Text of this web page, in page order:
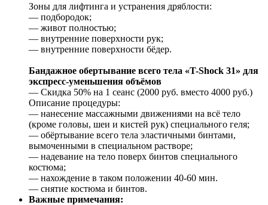
Зоны для лифтинга и устранения дряблости:
— подбородок;
— живот полностью;
— внутренние поверхности рук;
— внутренние поверхности бёдер.
Бандажное обертывание всего тела «T-Shock 31» для
экспресс-уменьшения объёмов
— Скидка 50% на 1 сеанс (2000 руб. вместо 4000 руб.)
Описание процедуры:
— нанесение массажными движениями на всё тело
(кроме головы, шеи и кистей рук) специального геля;
— обёртывание всего тела эластичными бинтами,
вымоченными в специальном растворе;
— надевание на тело поверх бинтов специального
костюма;
— нахождение в таком положении 40-60 мин.
— снятие костюма и бинтов.
Важные примечания: